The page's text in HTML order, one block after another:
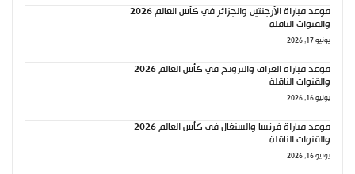
موعد مباراة الأرجنتين والجزائر في كأس العالم 2026
والقنوات الناقلة
يونيو 17, 2026
موعد مباراة العراق والنرويج في كأس العالم 2026
والقنوات الناقلة
يونيو 16, 2026
موعد مباراة فرنسا والسنغال في كأس العالم 2026
والقنوات الناقلة
يونيو 16, 2026